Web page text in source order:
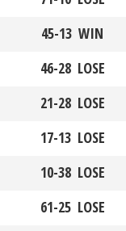
45-13 WIN
46-28 LOSE
21-28 LOSE
17-13 LOSE
10-38 LOSE
61-25 LOSE